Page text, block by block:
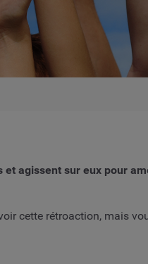
agissent sur eux pour
cette rétroaction, mais